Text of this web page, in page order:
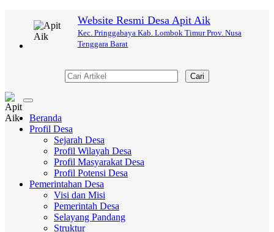
Website Resmi Desa Apit Aik
Kec. Pringgabaya Kab. Lombok Timur Prov. Nusa
Tenggara Barat
Cari
Toggle
navigation
Beranda
Profil Desa
Sejarah Desa
Profil Wilayah Desa
Profil Masyarakat Desa
Profil Potensi Desa
Pemerintahan Desa
Visi dan Misi
Pemerintah Desa
Selayang Pandang
Struktur